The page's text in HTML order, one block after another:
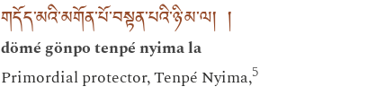
གདོད་མའི་མགོན་པོ་བསྟན་པའི་ཉི་མ་ལ། །
dömé gönpo tenpé nyima la
Primordial protector, Tenpé Nyima,5